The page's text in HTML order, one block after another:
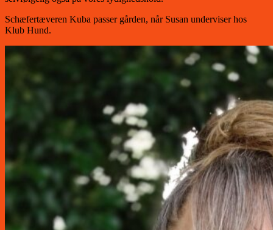
Schæfertæveren Kuba passer gården, når Susan underviser hos
Klub Hund.